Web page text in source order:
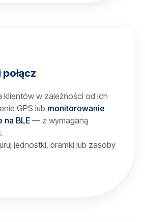
klientów w zależności od ich
GPS lub monitorowanie
BLE — z wymaganą
jednostki, bramki lub zasoby